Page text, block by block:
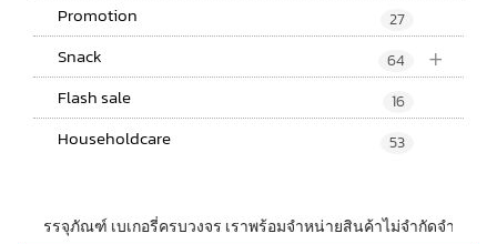
Promotion 27
+
Snack 64
Flash sale 16
Householdcare 53
บรรจุภัณฑ์ เบเกอรี่ครบวงจร เราพร้อมจำหน่ายสินค้าไม่จำกัดจำนวน